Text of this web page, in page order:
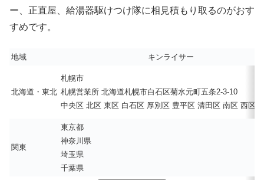
ー、正直屋、給湯器駆けつけ隊に相見積もり取るのがおす
すめです。
地域 キンライサー
北海道・東北
札幌市
札幌営業所 北海道札幌市白石区菊水元町五条2-3-10
中央区 北区 東区 白石区 厚別区 豊平区 清田区 南区 西区
関東
東京都
神奈川県
埼玉県
千葉県